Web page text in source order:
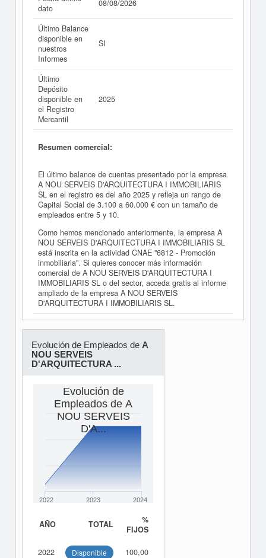
dato
08/08/2026
Último Balance
disponible en
nuestros
Informes
SI
Último
Depósito
disponible en
el Registro
Mercantil
2025
Resumen comercial:
El último balance de cuentas presentado por la empresa
A NOU SERVEIS D'ARQUITECTURA I IMMOBILIARIS
SL en el registro es del año 2025 y refleja un rango de
Capital Social de 3.100 a 60.000 € con un tamaño de
empleados entre 5 y 10.
Como hemos mencionado anteriormente, la empresa A
NOU SERVEIS D'ARQUITECTURA I IMMOBILIARIS SL
está inscrita en la actividad CNAE "6812 - Promoción
inmobiliaria". Si quieres conocer más información
comercial de A NOU SERVEIS D'ARQUITECTURA I
IMMOBILIARIS SL o del sector, acceda gratis al informe
ampliado de la empresa A NOU SERVEIS
D'ARQUITECTURA I IMMOBILIARIS SL.
Evolución de Empleados de A
NOU SERVEIS
D'ARQUITECTURA ...
Evolución de
Empleados de A
NOU SERVEIS
D'A...
2022 2023 2024
AÑO TOTAL
%
FIJOS
2022 Disponible 100,00